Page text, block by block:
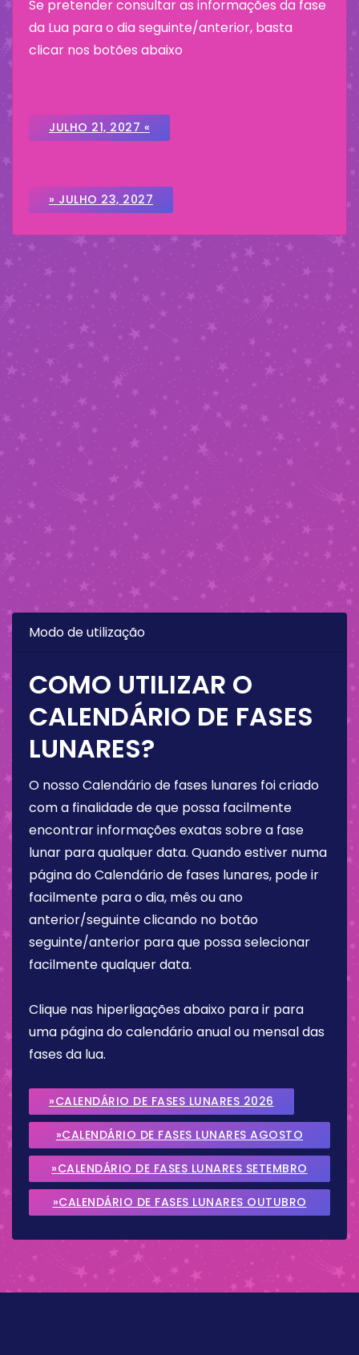
Se pretender consultar as informações da fase
da Lua para o dia seguinte/anterior, basta
clicar nos botões abaixo
JULHO 21, 2027 «
» JULHO 23, 2027
Modo de utilização
COMO UTILIZAR O
CALENDÁRIO DE FASES
LUNARES?
O nosso Calendário de fases lunares foi criado
com a finalidade de que possa facilmente
encontrar informações exatas sobre a fase
lunar para qualquer data. Quando estiver numa
página do Calendário de fases lunares, pode ir
facilmente para o dia, mês ou ano
anterior/seguinte clicando no botão
seguinte/anterior para que possa selecionar
facilmente qualquer data.
Clique nas hiperligações abaixo para ir para
uma página do calendário anual ou mensal das
fases da lua.
»CALENDÁRIO DE FASES LUNARES 2026
»CALENDÁRIO DE FASES LUNARES AGOSTO
2026
»CALENDÁRIO DE FASES LUNARES SETEMBRO
2026
»CALENDÁRIO DE FASES LUNARES OUTUBRO